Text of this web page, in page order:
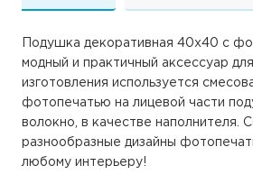
Подушка декоративная 40х40 с
модный и практичный аксессуар
изготовления используется
фотопечатью на лицевой части
волокно, в качестве наполнителя.
разнообразные дизайны
любому интерьеру!